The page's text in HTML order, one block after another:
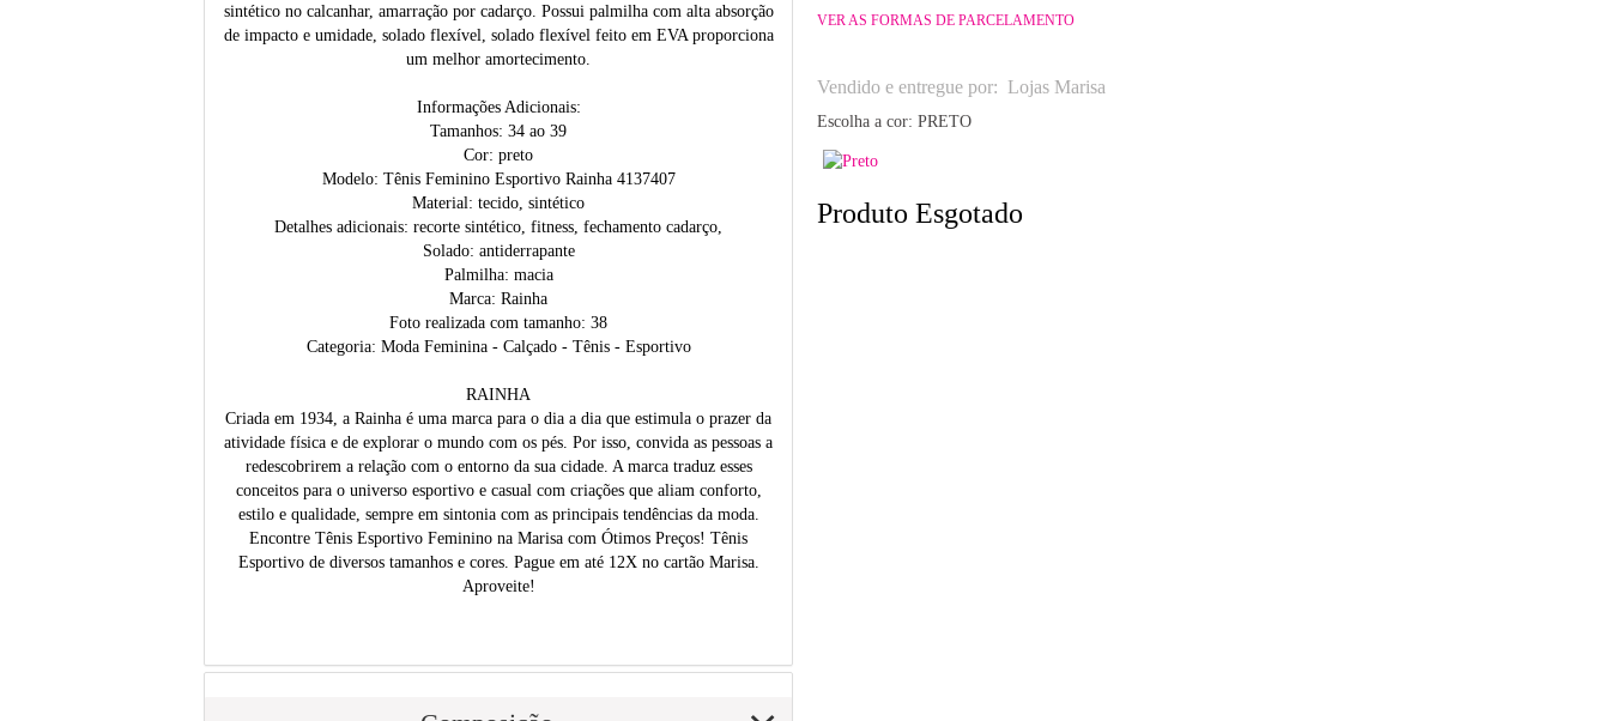
sintético no calcanhar, amarração por cadarço. Possui palmilha com alta absorção
de impacto e umidade, solado flexível, solado flexível feito em EVA proporciona
um melhor amortecimento.
Informações Adicionais:
Tamanhos: 34 ao 39
Cor: preto
Modelo: Tênis Feminino Esportivo Rainha 4137407
Material: tecido, sintético
Detalhes adicionais: recorte sintético, fitness, fechamento cadarço,
Solado: antiderrapante
Palmilha: macia
Marca: Rainha
Foto realizada com tamanho: 38
Categoria: Moda Feminina - Calçado - Tênis - Esportivo
RAINHA
Criada em 1934, a Rainha é uma marca para o dia a dia que estimula o prazer da
atividade física e de explorar o mundo com os pés. Por isso, convida as pessoas a
redescobrirem a relação com o entorno da sua cidade. A marca traduz esses
conceitos para o universo esportivo e casual com criações que aliam conforto,
estilo e qualidade, sempre em sintonia com as principais tendências da moda.
Encontre Tênis Esportivo Feminino na Marisa com Ótimos Preços! Tênis
Esportivo de diversos tamanhos e cores. Pague em até 12X no cartão Marisa.
Aproveite!
VER AS FORMAS DE PARCELAMENTO
Vendido e entregue por: Lojas Marisa
Escolha a cor: PRETO
Produto Esgotado